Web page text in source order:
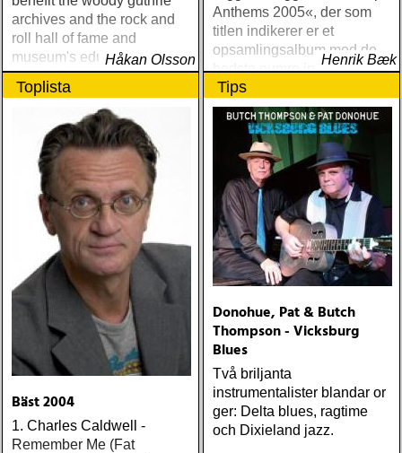
archives and the rock and
roll hall of fame and
museum's educational
foundation.
Håkan Olsson
Anthems 2005«, der som
titlen indikerer er et
opsamlingsalbum med de
bedste numre indenfor den
populære reggaestil kaldet
one-drop
Henrik Bæk
Toplista
Bäst 2004
1. Charles Caldwell -
Remember Me (Fat
Tips
Donohue, Pat & Butch
Thompson - Vicksburg
Blues
Två briljanta
instrumentalister blandar or
ger: Delta blues, ragtime
och Dixieland jazz.